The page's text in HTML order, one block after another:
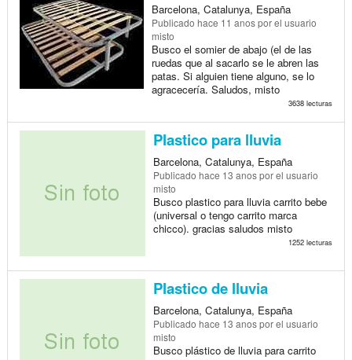
Barcelona, Catalunya, España
Publicado hace 11 anospor el usuario
misto
Busco el somier de abajo (el de las
ruedas que al sacarlo se le abren las
patas. Si alguien tiene alguno, se lo
agracecería. Saludos, misto
3638 lecturas
Plastico para lluvia
Barcelona, Catalunya, España
Publicado hace 13 anospor el usuario
misto
Busco plastico para lluvia carrito bebe
(universal o tengo carrito marca
chicco). gracias saludos misto
1252 lecturas
Plastico de lluvia
Barcelona, Catalunya, España
Publicado hace 13 anospor el usuario
misto
Busco plástico de lluvia para carrito